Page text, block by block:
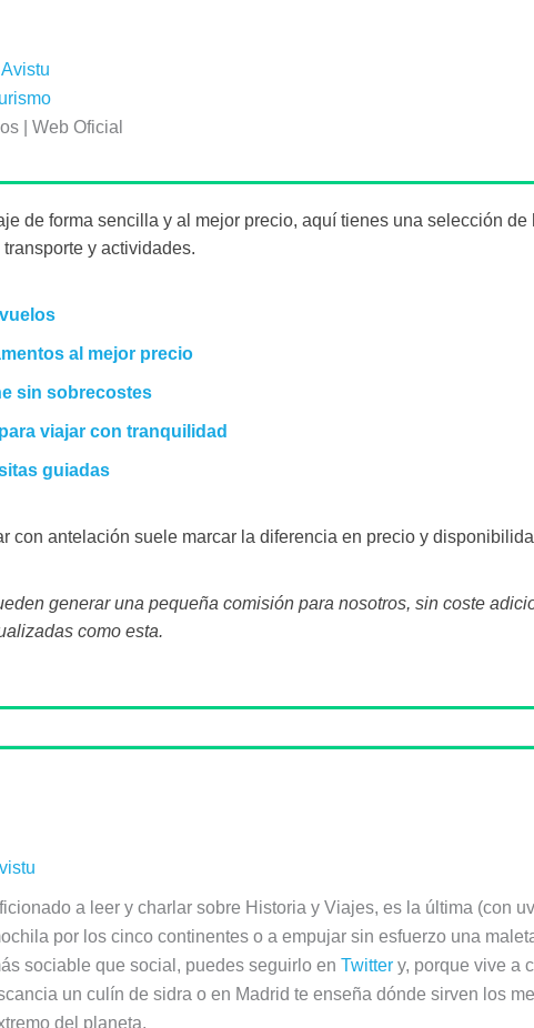
Avistu
| Web Oficial
de forma sencilla y al mejor precio, aquí tienes una selección de
y actividades.
al mejor precio
sin sobrecostes
viajar con tranquilidad
guiadas
con antelación suele marcar la diferencia en precio y
generar una pequeña comisión para nosotros, sin coste
como esta.
a leer y charlar sobre Historia y Viajes, es la última (con
por los cinco continentes o a empujar sin esfuerzo una
sociable que social, puedes seguirlo enTwitter y, porque vive a
un culín de sidra o en Madrid te enseña dónde sirven los
del planeta.